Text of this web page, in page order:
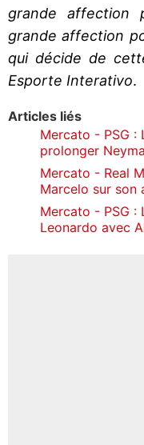
grande
grande affection
qui décide de
Esporte Interativo.
Articles liés
Mercato - PSG :
prolonger
Mercato - Real
Marcelo sur son
Mercato - PSG :
Leonardo avec